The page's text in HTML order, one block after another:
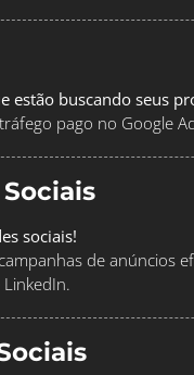
estão buscando seus
pago no Google
sociais!
de anúncios